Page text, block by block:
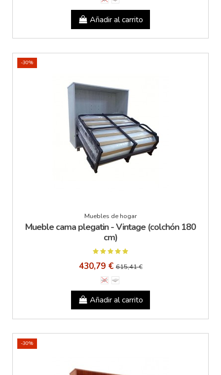
Añadir al carrito
-30%
Muebles de hogar
Mueble cama plegatin - Vintage (colchón 180
cm)
430,79 €615,41 €
Añadir al carrito
-30%